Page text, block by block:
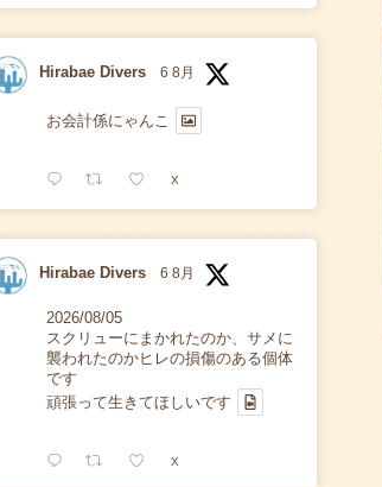
Hirabae Divers 6 8月
お会計係にゃんこ
X
Hirabae Divers 6 8月
2026/08/05
スクリューにまかれたのか、サメに
襲われたのかヒレの損傷のある個体
です
頑張って生きてほしいです
X